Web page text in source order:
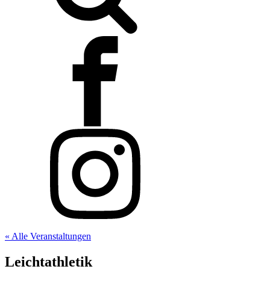
« Alle Veranstaltungen
Leichtathletik